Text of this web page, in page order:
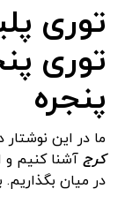
توری
توری
پنجره
ما در این
کرج آشنا کنیم و
در میان بگذاریم.